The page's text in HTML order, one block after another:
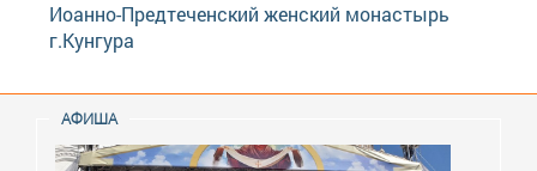
Иоанно-Предтеченский женский монастырь
г.Кунгура
АФИША